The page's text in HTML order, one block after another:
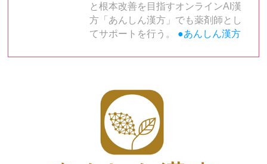
と根本改善を目指すオンラインAI漢
方「あんしん漢方」でも薬剤師とし
てサポートを行う。 ●あんしん漢方